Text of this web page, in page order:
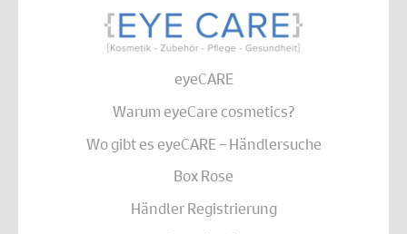
eyeCARE
Warum eyeCare cosmetics?
Wo gibt es eyeCARE – Händlersuche
Box Rose
Händler Registrierung